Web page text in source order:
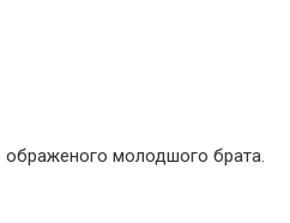
ображеного молодшого брата.